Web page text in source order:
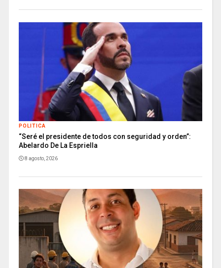
POLITICA
“Seré el presidente de todos con seguridad y orden”:
Abelardo De La Espriella
8 agosto, 2026